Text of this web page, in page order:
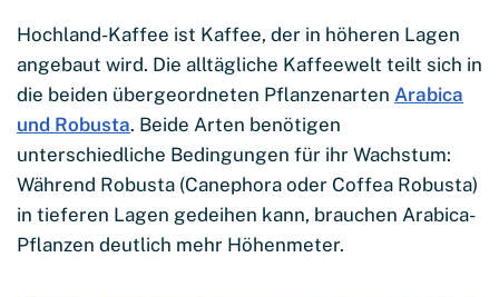
Hochland-Kaffee ist Kaffee, der in höheren Lagen
angebaut wird. Die alltägliche Kaffeewelt teilt sich in
die beiden übergeordneten Pflanzenarten Arabica
und Robusta. Beide Arten benötigen
unterschiedliche Bedingungen für ihr Wachstum:
Während Robusta (Canephora oder Coffea Robusta)
in tieferen Lagen gedeihen kann, brauchen Arabica-
Pflanzen deutlich mehr Höhenmeter.